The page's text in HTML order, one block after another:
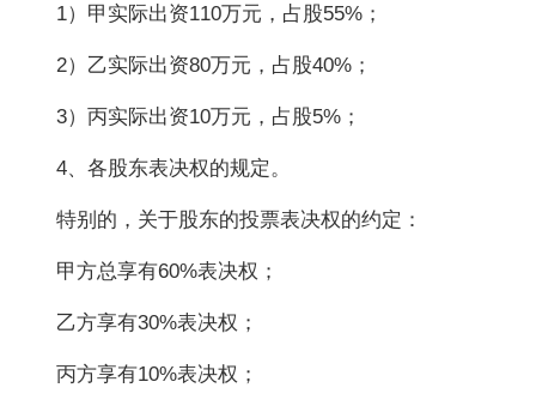
1）甲实际出资110万元，占股55%；
2）乙实际出资80万元，占股40%；
3）丙实际出资10万元，占股5%；
4、各股东表决权的规定。
特别的，关于股东的投票表决权的约定：
甲方总享有60%表决权；
乙方享有30%表决权；
丙方享有10%表决权；